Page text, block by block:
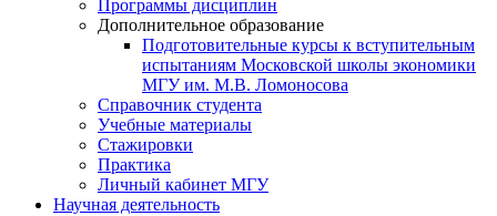
Программы дисциплин
Дополнительное образование
Подготовительные курсы к вступительным
испытаниям Московской школы экономики
МГУ им. М.В. Ломоносова
Справочник студента
Учебные материалы
Стажировки
Практика
Личный кабинет МГУ
Научная деятельность